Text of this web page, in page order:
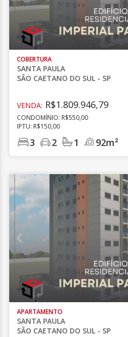
COBERTURA
SANTA PAULA
SÃO CAETANO DO SUL - SP
VENDA: R$1.809.946,79
CONDOMÍNIO: R$550,00
IPTU: R$150,00
3 2 1 92m²
APARTAMENTO
SANTA PAULA
SÃO CAETANO DO SUL - SP